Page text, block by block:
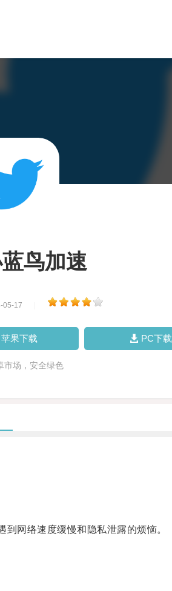
鸟加速
05-17
苹果下载 PC下载
市场，安全绿色
网络速度缓慢和隐私泄露的烦恼。